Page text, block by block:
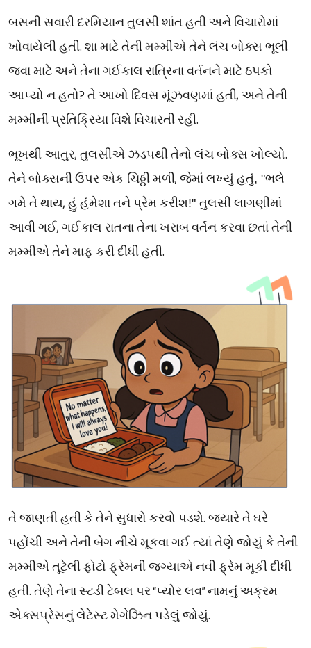
બસની સવારી દરમિયાન તુલસી શાંત હતી અને વિચારોમાં
ખોવાયેલી હતી. શા માટે તેની મમ્મીએ તેને લંચ બોક્સ ભૂલી
જવા માટે અને તેના ગઈકાલ રાત્રિના વર્તનને માટે ઠપકો
આપ્યો ન હતો? તે આખો દિવસ મૂંઝવણમાં હતી, અને તેની
મમ્મીની પ્રતિક્રિયા વિશે વિચારતી રહી.
ભૂખથી આતુર, તુલસીએ ઝડપથી તેનો લંચ બોક્સ ખોલ્યો.
તેને બોક્સની ઉપર એક ચિઠ્ઠી મળી, જેમાં લખ્યું હતું, "ભલે
ગમે તે થાય, હું હંમેશા તને પ્રેમ કરીશ!" તુલસી લાગણીમાં
આવી ગઈ, ગઈકાલ રાતના તેના ખરાબ વર્તન કરવા છતાં તેની
મમ્મીએ તેને માફ કરી દીધી હતી.
તે જાણતી હતી કે તેને સુધારો કરવો પડશે. જ્યારે તે ઘરે
પહોંચી અને તેની બેગ નીચે મૂકવા ગઈ ત્યાં તેણે જોયું કે તેની
મમ્મીએ તૂટેલી ફોટો ફ્રેમની જગ્યાએ નવી ફ્રેમ મૂકી દીધી
હતી. તેણે તેના સ્ટડી ટેબલ પર“પ્યોર લવ”નામનું અક્રમ
એક્સપ્રેસનું લેટેસ્ટ મેગેઝિન પડેલું જોયું.